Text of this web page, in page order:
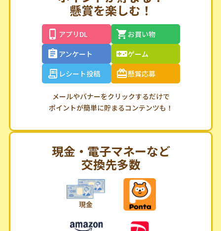
懸賞を楽しむ！
アプリDL
お買い物
アンケート
ゲーム
レシート投稿
懸賞応募
メールやバナーをクリックするだけで
ポイントが簡単に貯まるコンテンツも！
現金・電子マネーなど
交換先多数